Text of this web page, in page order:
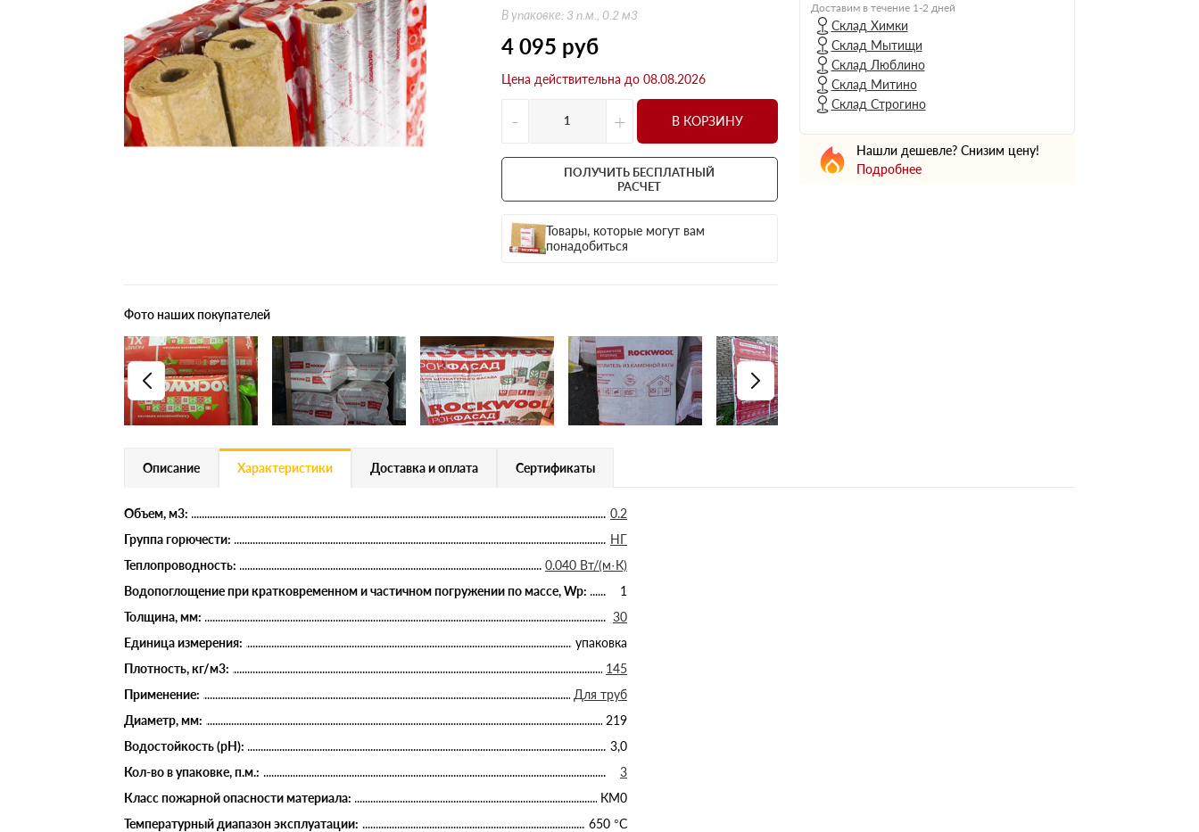
Плитные материалы
Н Оптима
Д Оптима
50 мм
100 мм
Техническая изоляция
Цилиндры навивные
CONLIT SL 150
50 мм
50 мм
100 мм
150 мм
Д Оптима
В Оптима
Д Стандарт
Н Экстра
Для стен
В упаковке: 3 п.м., 0.2 м3
4 095 руб
Цена действительна до 08.08.2026
- + В КОРЗИНУ
ПОЛУЧИТЬ БЕСПЛАТНЫЙ
РАСЧЕТ
Товары, которые могут вам
понадобиться
Доставим в течение 1-2 дней
Склад Химки
Склад Мытищи
Склад Люблино
Склад Митино
Склад Строгино
Нашли дешевле? Снизим цену!
Подробнее
Фото наших покупателей
Описание Характеристики Доставка и оплата Сертификаты
Объем, м3:
0.2
Группа горючести:
НГ
Теплопроводность:
0.040 Вт/(м·К)
Водопоглощение при кратковременном и частичном погружении по массе, Wp:
1
Толщина, мм:
30
Единица измерения:
упаковка
Плотность, кг/м3:
145
Применение:
Для труб
Диаметр, мм:
219
Водостойкость (рН):
3,0
Кол-во в упаковке, п.м.:
3
Класс пожарной опасности материала:
КМ0
Температурный диапазон эксплуатации:
650 °С